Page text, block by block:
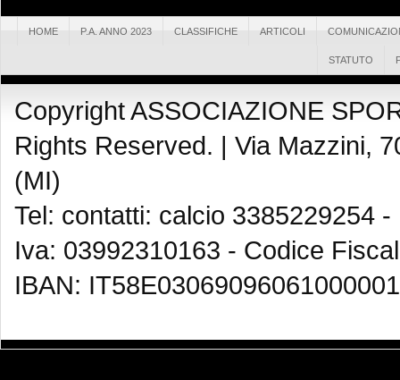
HOME P.A. ANNO 2023 CLASSIFICHE ARTICOLI
STATUTO
Copyright ASSOCIAZIONE
Rights Reserved. | Via Mazzini,
(MI)
Tel: contatti: calcio 3385229254
Iva: 03992310163 - Codice
IBAN: